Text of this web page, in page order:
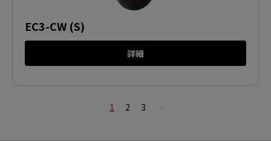
EC3-CW (S)
詳細
1 2 3